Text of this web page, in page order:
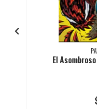
El